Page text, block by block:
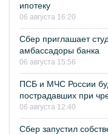
ипотеку
06 августа 16:20
Сбер приглашает
амбассадоры банка
06 августа 15:56
ПСБ и МЧС России
пострадавших при
06 августа 12:40
Сбер запустил